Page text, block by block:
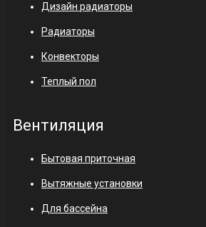
Дизайн радиаторы
Радиаторы
Конвекторы
Теплый пол
Вентиляция
Бытовая приточная
Вытяжные установки
Для бассейна